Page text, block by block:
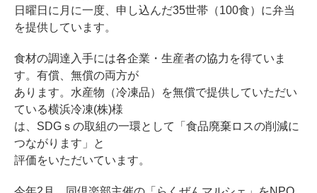
日曜日に月に一度、申し込んだ35世帯（100食）に弁当
を提供しています。
食材の調達入手には各企業・生産者の協力を得ていま
す。有償、無償の両方が
あります。水産物（冷凍品）を無償で提供していただい
ている横浜冷凍(株)様
は、SDGｓの取組の一環として「食品廃棄ロスの削減に
つながります」と
評価をいただいています。